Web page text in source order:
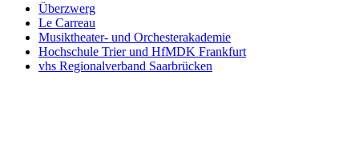
Überzwerg
Le Carreau
Musiktheater- und Orchesterakademie
Hochschule Trier und HfMDK Frankfurt
vhs Regionalverband Saarbrücken